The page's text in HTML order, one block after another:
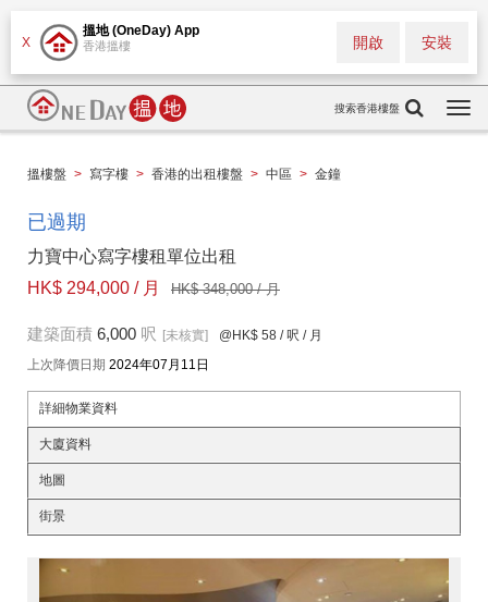
X
搵地 (OneDay) App
香港搵樓 安裝
開啟
搜索香港樓盤
搵樓盤 > 寫字樓 > 香港的出租樓盤 > 中區 > 金鐘
已過期
力寶中心寫字樓租單位出租
HK$ 294,000 / 月
HK$ 348,000 / 月
建築面積 6,000 呎 [未核實] @HK$ 58 / 呎 / 月
上次降價日期 2024年07月11日
詳細物業資料
大廈資料
地圖
街景